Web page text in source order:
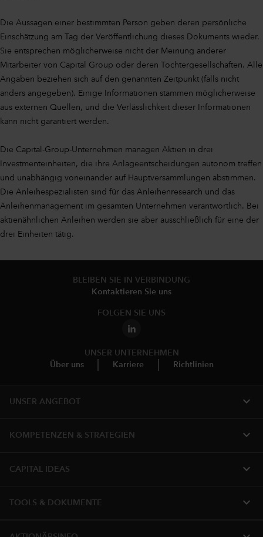
Die Aussagen einer bestimmten Person geben deren persönliche
Einschätzung am Tag der Veröffentlichung dieses Dokuments wieder.
Sie entsprechen möglicherweise nicht der Meinung anderer
Mitarbeiter von Capital Group oder deren Tochtergesellschaften. Alle
Angaben beziehen sich auf den genannten Zeitpunkt (falls nicht
anders angegeben). Einige Informationen stammen möglicherweise
aus externen Quellen, und die Verlässlichkeit dieser Informationen
kann nicht garantiert werden.
Die Capital-Group-Unternehmen managen Aktien in drei
Investmenteinheiten, die ihre Anlageentscheidungen autonom treffen
und unabhängig voneinander auf Hauptversammlungen abstimmen.
Die Anleihespezialisten sind für das Anleihenresearch und das
Anleihenmanagement im gesamten Unternehmen verantwortlich. Bei
aktienähnlichen Anleihen werden sie aber ausschließlich für eine der
drei Einheiten tätig.
BLEIBEN SIE IN VERBINDUNG
Kontaktieren Sie uns
FOLGEN SIE UNS
UNSER UNTERNEHMEN
Über uns
Karriere Richtlinien
UNSER ANGEBOT expand_more
KOMPETENZEN & STRATEGIEN expand_more
CAPITAL IDEAS expand_more
TOOLS & DOKUMENTE expand_more